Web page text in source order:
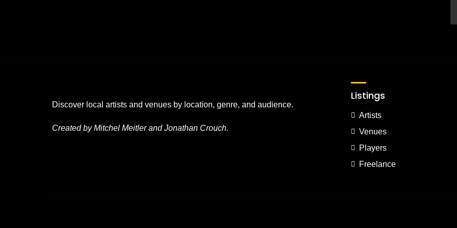
Discover local artists and venues by location, genre, and audience.
Created by Mitchel Meitler and Jonathan Crouch.
Listings
Artists
Venues
Players
Freelance